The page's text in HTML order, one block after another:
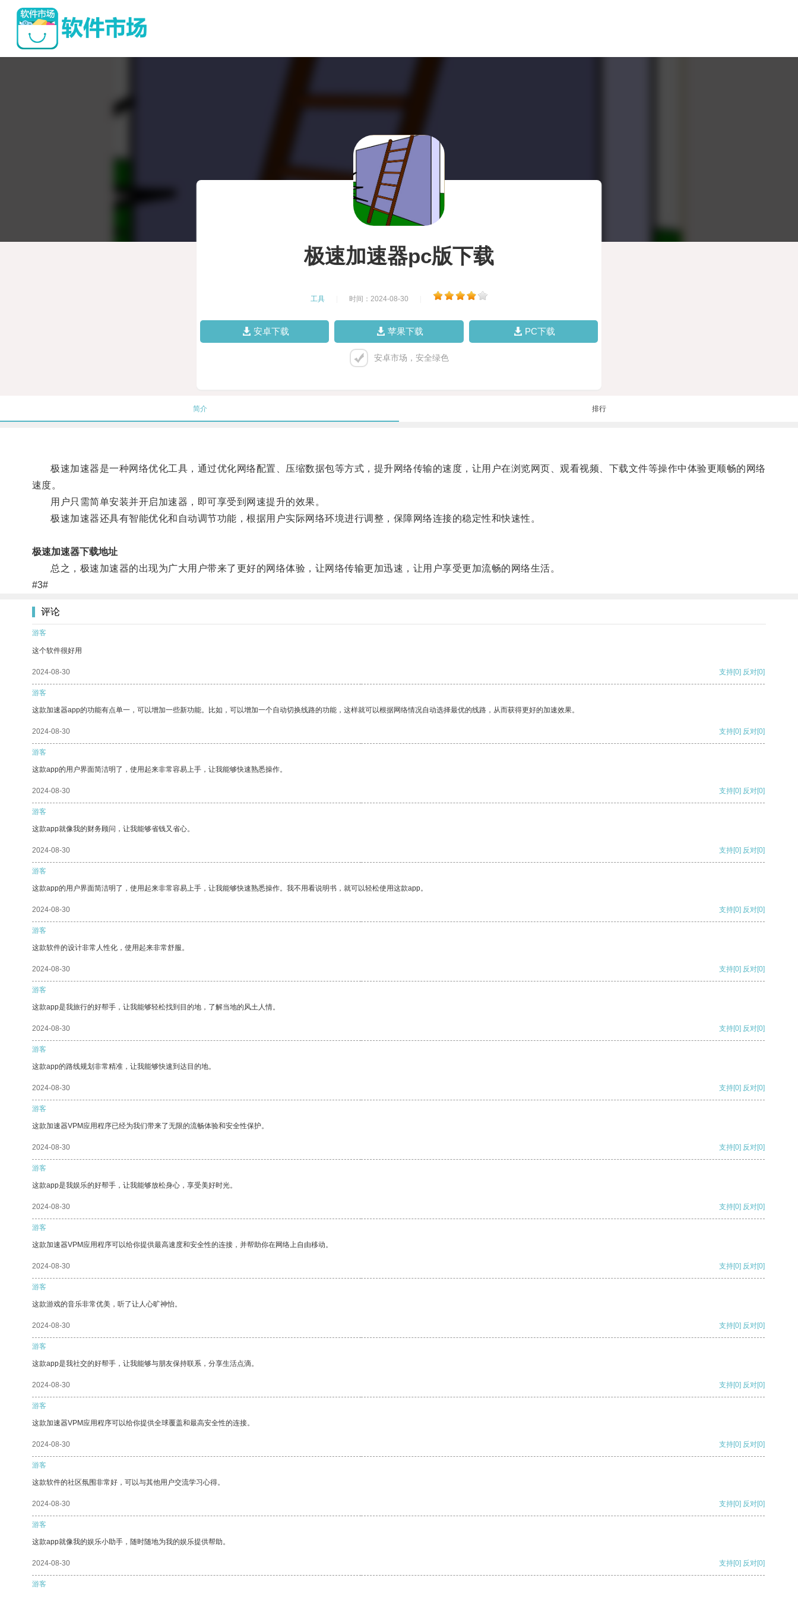
极速加速器pc版下载
工具 时间：2024-08-30
安卓下载 苹果下载 PC下载
安卓市场，安全绿色
简介 排行
极速加速器是一种网络优化工具，通过优化网络配置、压缩数据包等方式，提升网络传输的速度，让用户在浏览网页、观看视频、下载文件等操作中体验更顺畅的网络
速度。
用户只需简单安装并开启加速器，即可享受到网速提升的效果。
极速加速器还具有智能优化和自动调节功能，根据用户实际网络环境进行调整，保障网络连接的稳定性和快速性。
极速加速器下载地址
总之，极速加速器的出现为广大用户带来了更好的网络体验，让网络传输更加迅速，让用户享受更加流畅的网络生活。
#3#
评论
游客
这个软件很好用
2024-08-30 支持[0] 反对[0]
游客
这款加速器app的功能有点单一，可以增加一些新功能。比如，可以增加一个自动切换线路的功能，这样就可以根据网络情况自动选择最优的线路，从而获得更好的加速效果。
2024-08-30 支持[0] 反对[0]
游客
这款app的用户界面简洁明了，使用起来非常容易上手，让我能够快速熟悉操作。
2024-08-30 支持[0] 反对[0]
游客
这款app就像我的财务顾问，让我能够省钱又省心。
2024-08-30 支持[0] 反对[0]
游客
这款app的用户界面简洁明了，使用起来非常容易上手，让我能够快速熟悉操作。我不用看说明书，就可以轻松使用这款app。
2024-08-30 支持[0] 反对[0]
游客
这款软件的设计非常人性化，使用起来非常舒服。
2024-08-30 支持[0] 反对[0]
游客
这款app是我旅行的好帮手，让我能够轻松找到目的地，了解当地的风土人情。
2024-08-30 支持[0] 反对[0]
游客
这款app的路线规划非常精准，让我能够快速到达目的地。
2024-08-30 支持[0] 反对[0]
游客
这款加速器VPM应用程序已经为我们带来了无限的流畅体验和安全性保护。
2024-08-30 支持[0] 反对[0]
游客
这款app是我娱乐的好帮手，让我能够放松身心，享受美好时光。
2024-08-30 支持[0] 反对[0]
游客
这款加速器VPM应用程序可以给你提供最高速度和安全性的连接，并帮助你在网络上自由移动。
2024-08-30 支持[0] 反对[0]
游客
这款游戏的音乐非常优美，听了让人心旷神怡。
2024-08-30 支持[0] 反对[0]
游客
这款app是我社交的好帮手，让我能够与朋友保持联系，分享生活点滴。
2024-08-30 支持[0] 反对[0]
游客
这款加速器VPM应用程序可以给你提供全球覆盖和最高安全性的连接。
2024-08-30 支持[0] 反对[0]
游客
这款软件的社区氛围非常好，可以与其他用户交流学习心得。
2024-08-30 支持[0] 反对[0]
游客
这款app就像我的娱乐小助手，随时随地为我的娱乐提供帮助。
2024-08-30 支持[0] 反对[0]
游客